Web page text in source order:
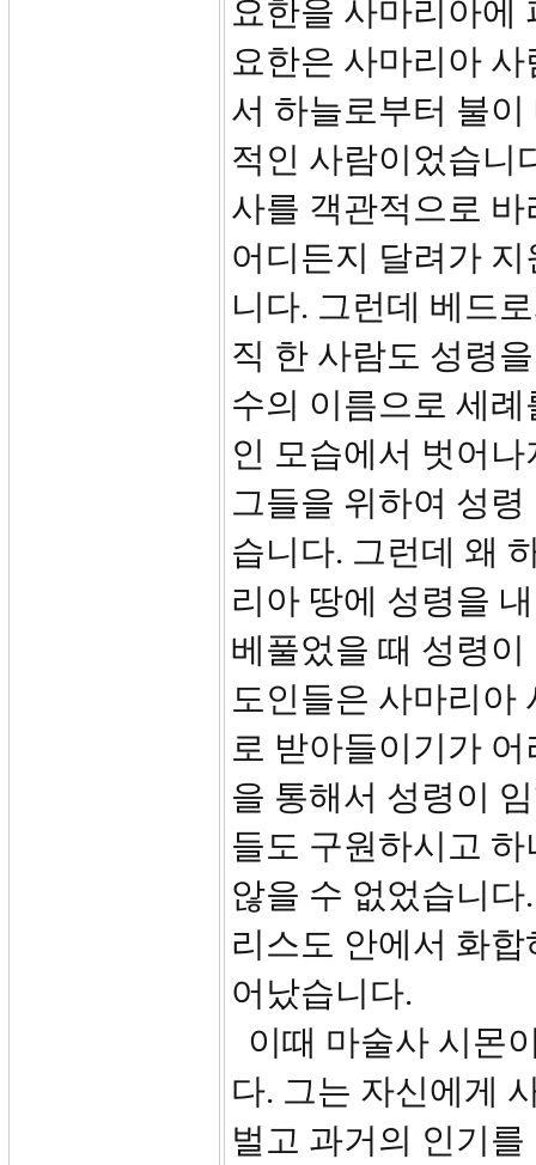
요한을 사마리아에
요한은 사마리아
서 하늘로부터 불
적인 사람이었습니
사를 객관적으로
어디든지 달려가
니다. 그런데 베드
직 한 사람도 성령
수의 이름으로 세
인 모습에서 벗어
그들을 위하여 성
습니다. 그런데 왜
리아 땅에 성령을
베풀었을 때 성령
도인들은 사마리아
로 받아들이기가
을 통해서 성령이
들도 구원하시고
않을 수 없었습니
리스도 안에서 화
어났습니다.
이때 마술사 시몬
다. 그는 자신에게
벌고 과거의 인기